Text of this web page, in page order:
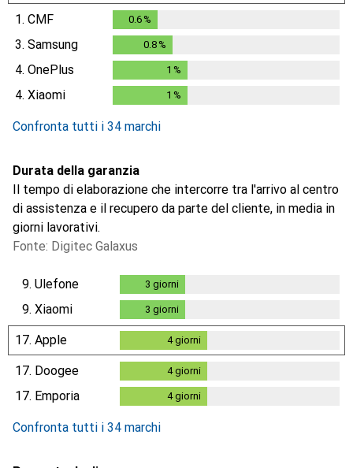
1. CMF 0.6%
3. Samsung 0.8%
4. OnePlus 1 %
4. Xiaomi 1 %
Confronta tutti i 34 marchi
Durata della garanzia
Il tempo di elaborazione che intercorre tra l'arrivo al centro
di assistenza e il recupero da parte del cliente, in media in
giorni lavorativi.
Fonte: Digitec Galaxus
9. Ulefone 3 giorni
9. Xiaomi 3 giorni
17. Apple 4giorni
17. Doogee 4giorni
17. Emporia 4giorni
Confronta tutti i 34 marchi